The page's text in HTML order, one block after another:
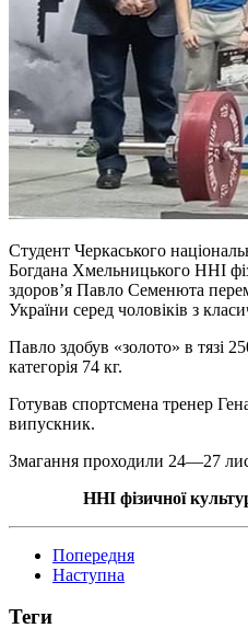
Студент Черкаського
Богдана Хмельницького ННІ
здоровʼя Павло Семенюта
України серед чоловіків з
Павло здобув «золото» в тязі
категорія 74 кг.
Готував спортсмена тренер
випускник.
Змагання проходили 24—27
ННІ фізичної
Попередня
Наступна
Теги